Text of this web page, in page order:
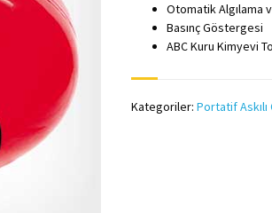
Otomatik Algılama
Basınç Göstergesi
ABC Kuru Kimyevi
Kategoriler:Portatif